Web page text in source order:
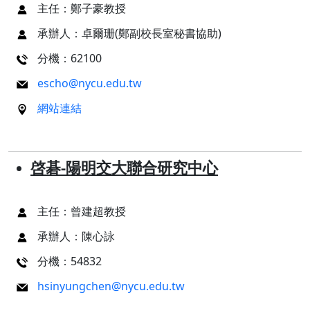
主任：鄭子豪教授
承辦人：卓爾珊(鄭副校長室秘書協助)
分機：62100
escho@nycu.edu.tw
網站連結
啓碁-陽明交大聯合研究中心
主任：曾建超教授
承辦人：陳心詠
分機：54832
hsinyungchen@nycu.edu.tw